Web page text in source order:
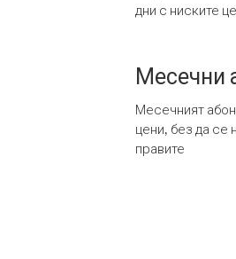
дни с ниските
Месечни
Месечният
цени, без да се
правите